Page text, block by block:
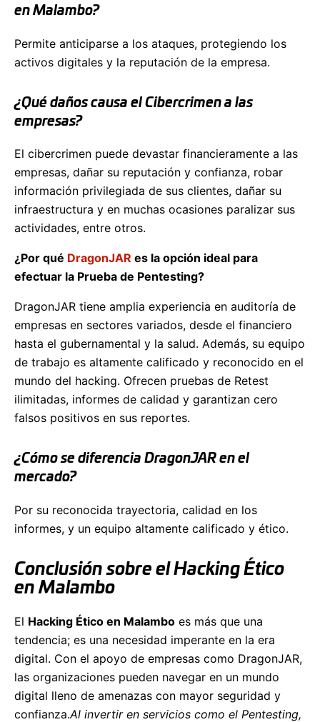
en Malambo?
Permite anticiparse a los ataques, protegiendo los
activos digitales y la reputación de la empresa.
¿Qué daños causa el Cibercrimen a las
empresas?
El cibercrimen puede devastar financieramente a las
empresas, dañar su reputación y confianza, robar
información privilegiada de sus clientes, dañar su
infraestructura y en muchas ocasiones paralizar sus
actividades, entre otros.
¿Por qué DragonJAR es la opción ideal para
efectuar la Prueba de Pentesting?
DragonJAR tiene amplia experiencia en auditoría de
empresas en sectores variados, desde el financiero
hasta el gubernamental y la salud. Además, su equipo
de trabajo es altamente calificado y reconocido en el
mundo del hacking. Ofrecen pruebas de Retest
ilimitadas, informes de calidad y garantizan cero
falsos positivos en sus reportes.
¿Cómo se diferencia DragonJAR en el
mercado?
Por su reconocida trayectoria, calidad en los
informes, y un equipo altamente calificado y ético.
Conclusión sobre el Hacking Ético
en Malambo
El Hacking Ético en Malambo es más que una
tendencia; es una necesidad imperante en la era
digital. Con el apoyo de empresas como DragonJAR,
las organizaciones pueden navegar en un mundo
digital lleno de amenazas con mayor seguridad y
confianza.Al invertir en servicios como el Pentesting,